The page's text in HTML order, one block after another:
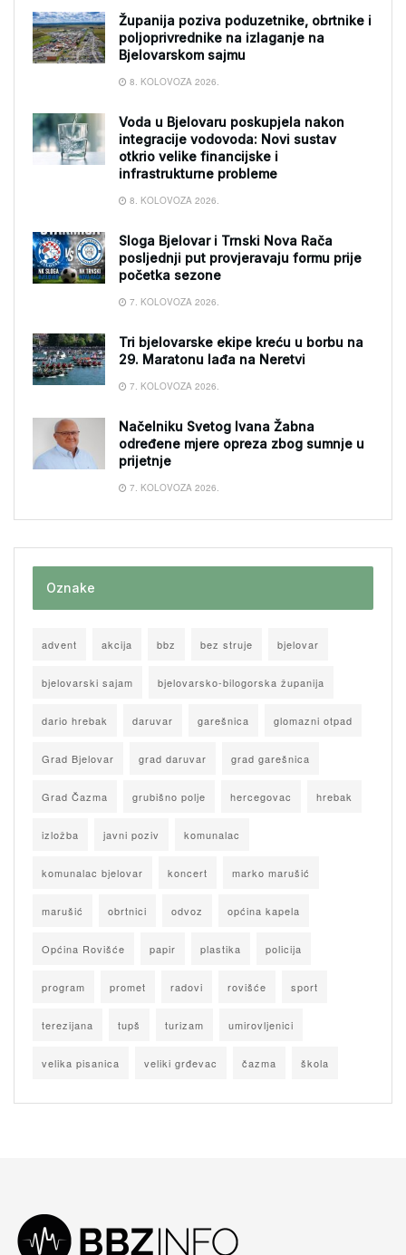
Županija poziva poduzetnike, obrtnike i
poljoprivrednike na izlaganje na
Bjelovarskom sajmu
8. KOLOVOZA 2026.
Voda u Bjelovaru poskupjela nakon
integracije vodovoda: Novi sustav
otkrio velike financijske i
infrastrukturne probleme
8. KOLOVOZA 2026.
Sloga Bjelovar i Trnski Nova Rača
posljednji put provjeravaju formu prije
početka sezone
7. KOLOVOZA 2026.
Tri bjelovarske ekipe kreću u borbu na
29. Maratonu lađa na Neretvi
7. KOLOVOZA 2026.
Načelniku Svetog Ivana Žabna
određene mjere opreza zbog sumnje u
prijetnje
7. KOLOVOZA 2026.
Oznake
advent akcija bbz bez struje bjelovar
bjelovarski sajam bjelovarsko-bilogorska županija
dario hrebak daruvar garešnica glomazni otpad
Grad Bjelovar grad daruvar grad garešnica
Grad Čazma grubišno polje hercegovac hrebak
izložba javni poziv komunalac
komunalac bjelovar koncert marko marušić
marušić obrtnici odvoz općina kapela
Općina Rovišće papir plastika policija
program promet radovi rovišće sport
terezijana tupš turizam umirovljenici
velika pisanica veliki grđevac čazma škola